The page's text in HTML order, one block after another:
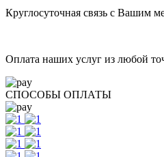
Круглосуточная связь с Вашим
Оплата наших услуг из любой
СПОСОБЫ ОПЛАТЫ